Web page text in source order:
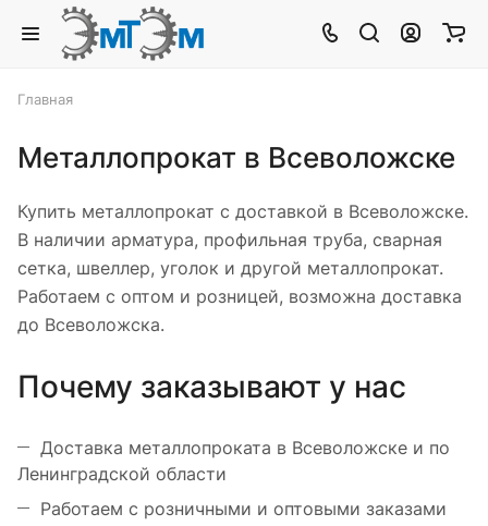
Главная
Металлопрокат в Всеволожске
Купить металлопрокат с доставкой в Всеволожске.
В наличии арматура, профильная труба, сварная
сетка, швеллер, уголок и другой металлопрокат.
Работаем с оптом и розницей, возможна доставка
до Всеволожска.
Почему заказывают у нас
Доставка металлопроката в Всеволожске и по
Ленинградской области
Работаем с розничными и оптовыми заказами